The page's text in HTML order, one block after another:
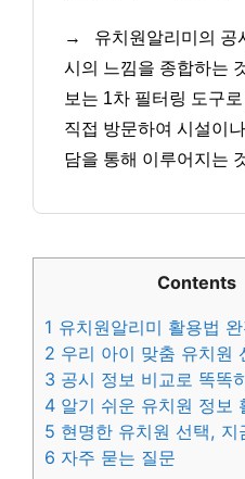
→
유치원알리미의 공
시의 느낌을 종합하는
보는 1차 필터링 도구
직접 방문하여 시설이
담을 통해 이루어지는
Contents
1 유치원알리미 활용법
2 우리 아이 맞춤 유치원
3 공시 정보 비교로 똑똑
4 알기 쉬운 유치원 정보
5 현명한 유치원 선택, 지
6 자주 묻는 질문